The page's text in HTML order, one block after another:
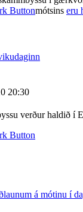
mótsins eru
20:30
verður haldið í
á mótinu í